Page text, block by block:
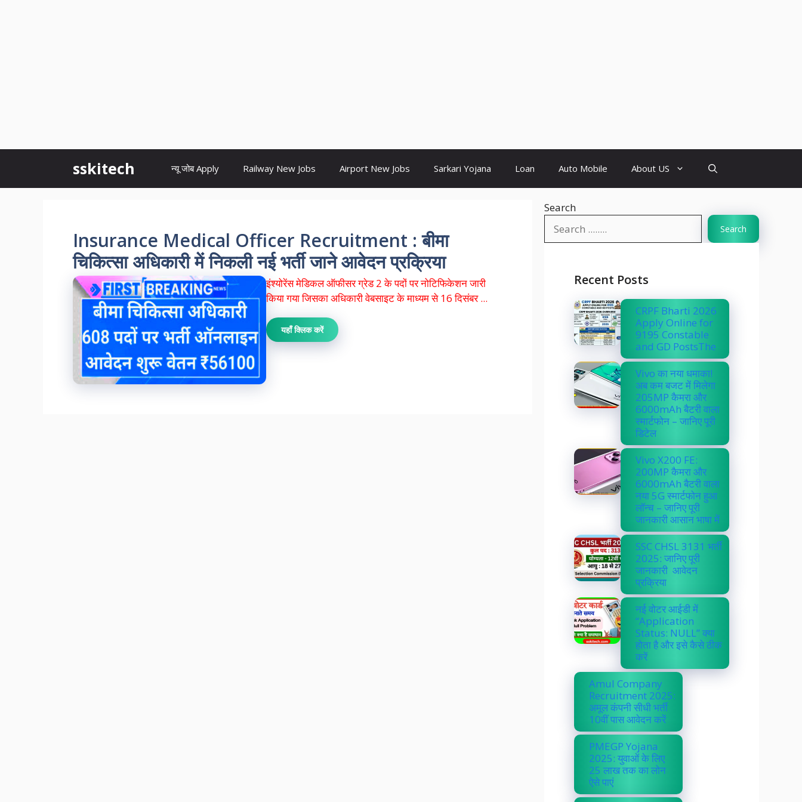
content
sskitech न्यू जोब Apply Railway New Jobs Airport New Jobs Sarkari Yojana Loan Auto Mobile About US
Insurance Medical Officer Recruitment : बीमा
चिकित्सा अधिकारी में निकली नई भर्ती जाने आवेदन प्रक्रिया
इंश्योरेंस मेडिकल ऑफीसर ग्रेड 2 के पदों पर नोटिफिकेशन जारी
किया गया जिसका अधिकारी वेबसाइट के माध्यम से 16 दिसंबर ...
यहाँ क्लिक करें
Search
Search
Recent Posts
CRPF Bharti 2026
Apply Online for
9195 Constable
and GD PostsThe
Vivo का नया धमाका!
अब कम बजट में मिलेगा
205MP कैमरा और
6000mAh बैटरी वाला
स्मार्टफोन – जानिए पूरी
डिटेल
Vivo X200 FE:
200MP कैमरा और
6000mAh बैटरी वाला
नया 5G स्मार्टफोन हुआ
लॉन्च – जानिए पूरी
जानकारी आसान भाषा में
SSC CHSL 3131 भर्ती
2025: जानिए पूरी
जानकारी आवेदन
प्रक्रिया
नई वोटर आईडी में
“Application
Status: NULL” क्या
होता है और इसे कैसे ठीक
करें
Amul Company
Recruitment 2025:
अमूल कंपनी सीधी भर्ती
10वीं पास आवेदन करें
PMEGP Yojana
2025: युवाओं के लिए
25 लाख तक का लोन
ऐसे पाएं